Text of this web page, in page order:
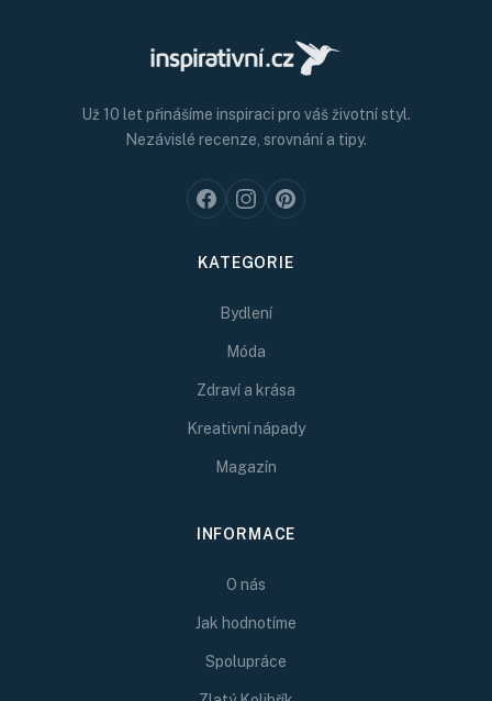
Už 10 let přinášíme inspiraci pro váš životní styl.
Nezávislé recenze, srovnání a tipy.
KATEGORIE
Bydlení
Móda
Zdraví a krása
Kreativní nápady
Magazín
INFORMACE
O nás
Jak hodnotíme
Spolupráce